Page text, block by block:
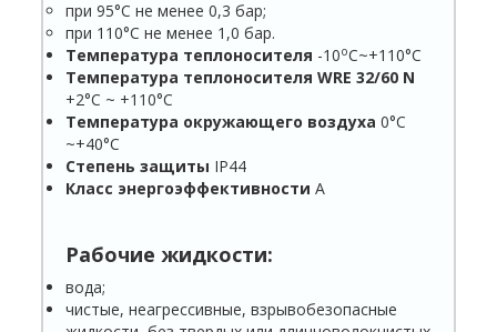
при 95°С не менее 0,3 бар;
при 110°С не менее 1,0 бар.
Температура теплоносителя -10оС~+110°С
Температура теплоносителя WRE 32/60 N
+2°С ~ +110°С
Температура окружающего воздуха0°С
~+40°С
Степень защиты IP44
Класс энергоэффективностиА
Рабочие жидкости:
вода;
чистые, неагрессивные, взрывобезопасные